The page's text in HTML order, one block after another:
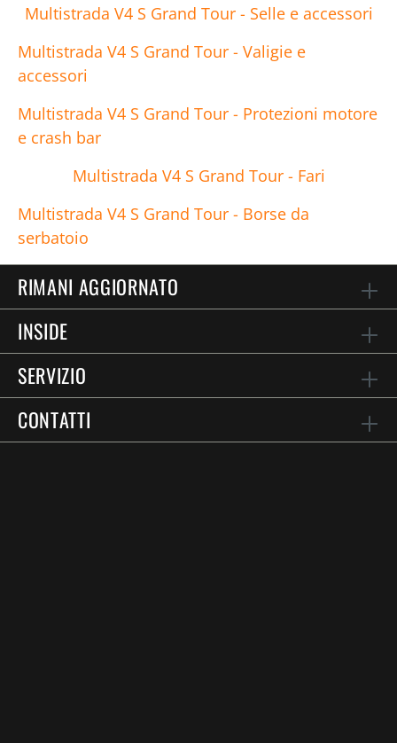
Multistrada V4 S Grand Tour - Selle e accessori
Multistrada V4 S Grand Tour - Valigie e
accessori
Multistrada V4 S Grand Tour - Protezioni motore
e crash bar
Multistrada V4 S Grand Tour - Fari
Multistrada V4 S Grand Tour - Borse da
serbatoio
RIMANI AGGIORNATO
INSIDE
SERVIZIO
CONTATTI